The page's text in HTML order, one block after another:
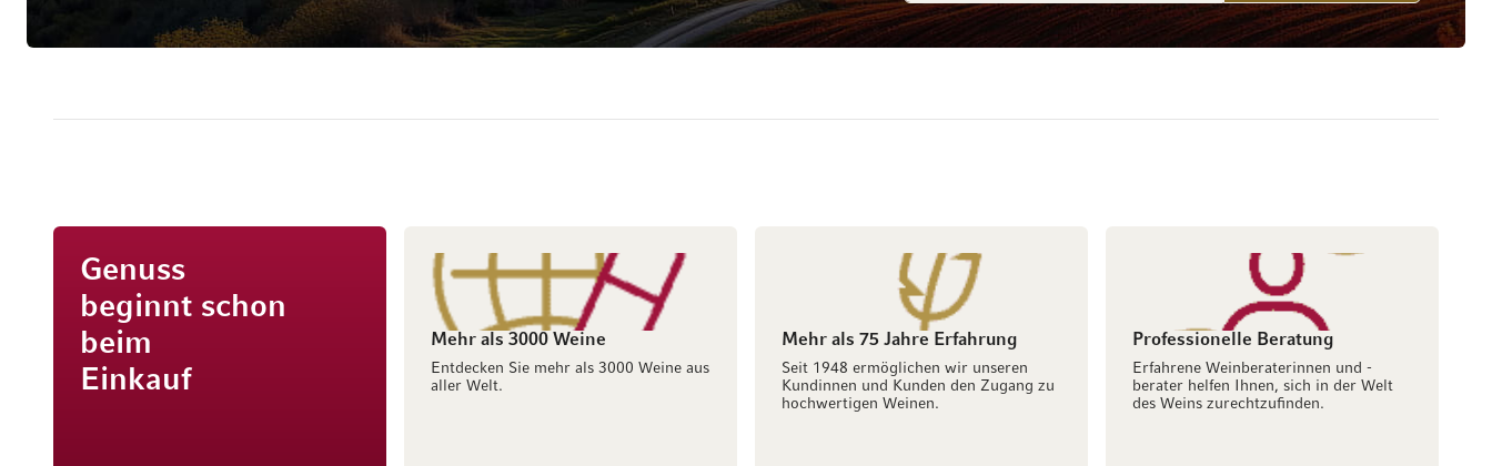
Genuss
beginnt schon
beim
Einkauf
Mehr als 3000 Weine
Entdecken Sie mehr als 3000 Weine aus
aller Welt.
Mehr als 75 Jahre Erfahrung
Seit 1948 ermöglichen wir unseren
Kundinnen und Kunden den Zugang zu
hochwertigen Weinen.
Professionelle Beratung
Erfahrene Weinberaterinnen und -
berater helfen Ihnen, sich in der Welt
des Weins zurechtzufinden.